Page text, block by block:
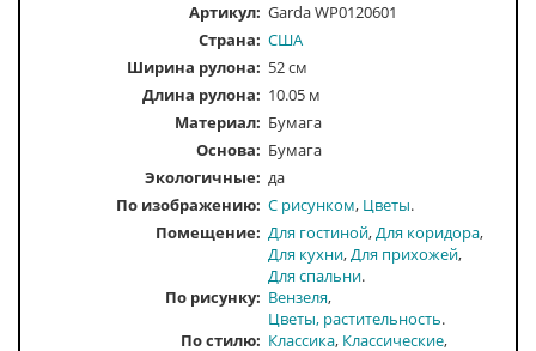
Артикул: Garda WP0120601
Страна: США
Ширина рулона: 52 см
Длина рулона: 10.05 м
Материал: Бумага
Основа: Бумага
Экологичные: да
По изображению С рисунком Цветы
Помещение Для гостиной Для коридора
Для кухни Для прихожей
Для спальни
По рисунку
Вензеля
Цветы, растительность
По стилю
Классика Классические